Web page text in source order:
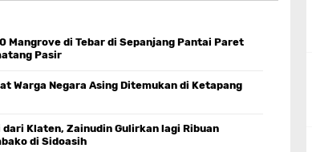
Mangrove di Tebar di Sepanjang Pantai Paret
Pasir
Warga Negara Asing Ditemukan di Ketapang
dari Klaten, Zainudin Gulirkan lagi Ribuan
di Sidoasih